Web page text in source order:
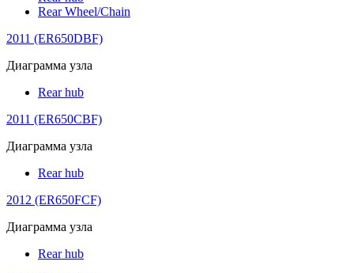
Rear Wheel/Chain
2011 (ER650DBF)
Диаграмма узла
Rear hub
2011 (ER650CBF)
Диаграмма узла
Rear hub
2012 (ER650FCF)
Диаграмма узла
Rear hub